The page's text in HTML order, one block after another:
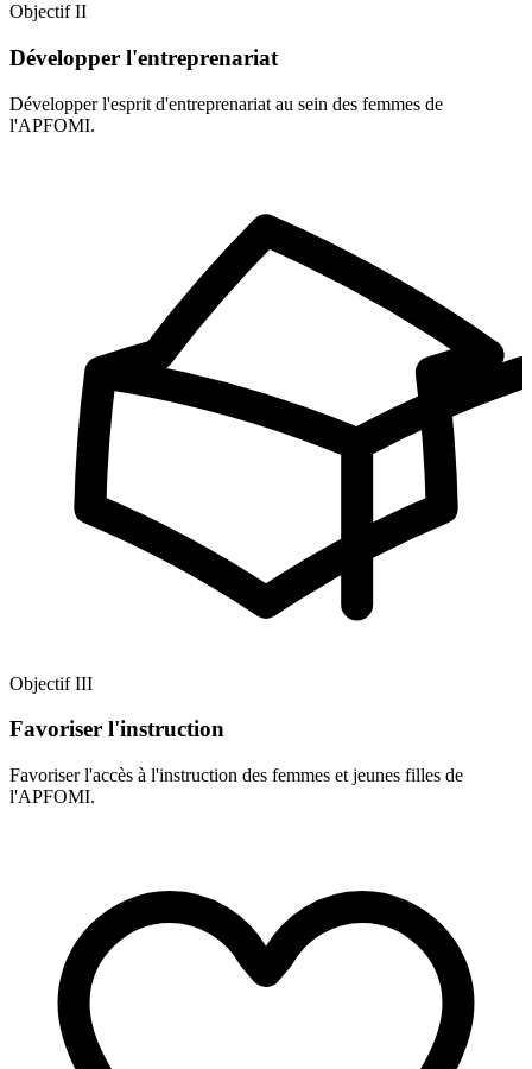
Objectif II
Développer l'entreprenariat
Développer l'esprit d'entreprenariat au sein des femmes de
l'APFOMI.
Objectif III
Favoriser l'instruction
Favoriser l'accès à l'instruction des femmes et jeunes filles de
l'APFOMI.